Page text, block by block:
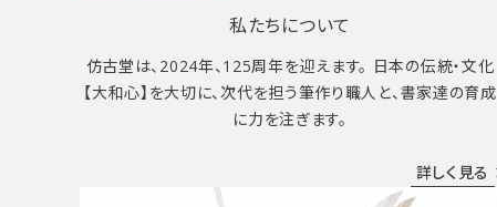
私たちについて
仿古堂は、2024年、125周年を迎えます。 日本の伝統・文化
【大和心】を大切に、次代を担う筆作り職人と、書家達の育成
に力を注ぎます。
詳しく見る